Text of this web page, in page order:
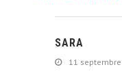
SARA
11